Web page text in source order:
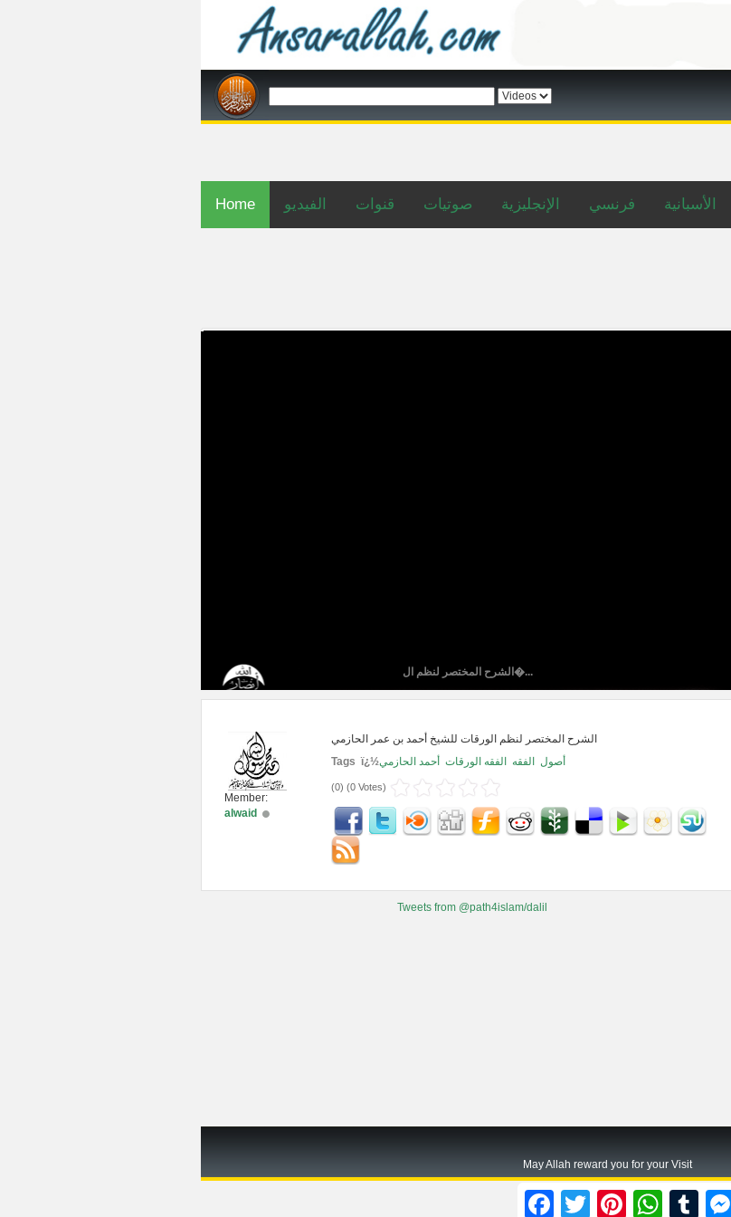
Home الفيديو قنوات صوتيات الإنجليزية فرنسي الأسبانية
الشرح المختصر لنظم ال�...
Member:
alwaid
الشرح المختصر لنظم الورقات للشيخ أحمد بن عمر الحازمي
Tags ï¿½
أصول الفقه الفقه الورقات أحمد الحازمي
(0) (0 Votes)
Tweets from @path4islam/dalil
May Allah reward you for your Visit
FacebookTwitter Pinterest WhatsAppTumblr